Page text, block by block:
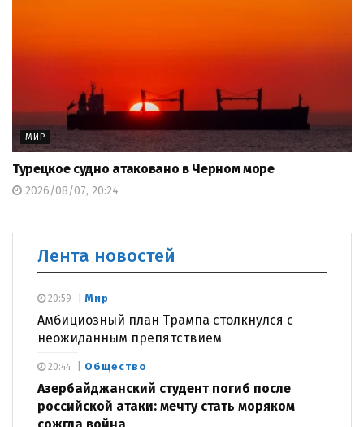
МИР
Турецкое судно атаковано в Черном море
2026/08/07, 20:24
Лента новостей
Мир
Амбициозный план Трампа столкнулся с
неожиданным препятствием
20:59
Общество
Азербайджанский студент погиб после
российской атаки: мечту стать моряком
20:44